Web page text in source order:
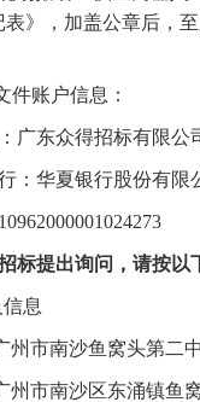
表》，加盖公章后，
件账户信息：
广东众得招标有限公
： 华夏银行股份有限
10962000001024273
标提出询问，请按以
息
州市南沙鱼窝头第二
州市南沙区东涌镇鱼